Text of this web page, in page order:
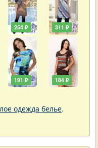
254 ₽
191 ₽
311 ₽
184 ₽
одежда белье.